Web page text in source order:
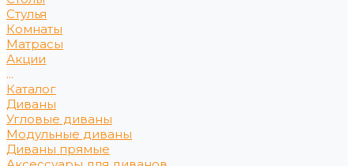
Стулья
Комнаты
Матрасы
Акции
...
Каталог
Диваны
Угловые диваны
Модульные диваны
Диваны прямые